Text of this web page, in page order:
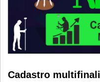
Cadastro